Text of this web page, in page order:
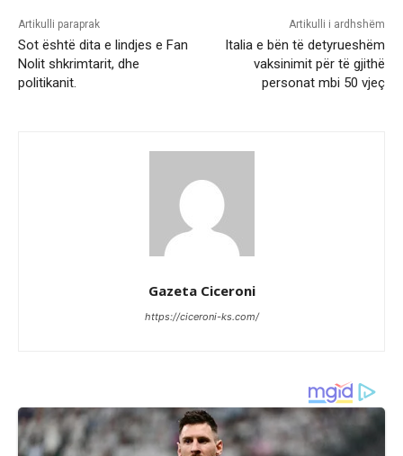
Artikulli paraprak
Sot është dita e lindjes e Fan
Nolit shkrimtarit, dhe
politikanit.
Artikulli i ardhshëm
Italia e bën të detyrueshëm
vaksinimit për të gjithë
personat mbi 50 vjeç
Gazeta Ciceroni
https://ciceroni-ks.com/